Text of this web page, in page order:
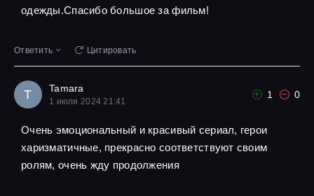
одежды.Спасибо большое за фильм!
Ответить Цитировать
T Tamara
1 июля 2024 21:41
1 0
Очень эмоциональный и красивый сериал, герои
харизматичные, прекрасно соответствуют своим
ролям, очень жду продолжения